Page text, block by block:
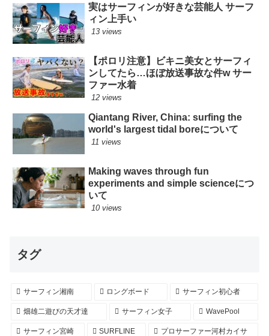
実はサーフィンが好きな芸能人 サーフ
ィン上手い
13 views
【ポロリ注意】ビキニ美女とサーフィ
ンしてたら…ほぼ放送事故な件w サー
ファー水着
12 views
Qiantang River, China: surfing the
world's largest tidal boreについて
11 views
Making waves through fun
experiments and simple scienceにつ
いて
10 views
タグ
サーフィン湘南 ロングボード サーフィン初心者
畑雄二遊びの天才達 サーフィン女子 WavePool
サーフィン宮崎 SURFLINE プロサーファー河村カイサ